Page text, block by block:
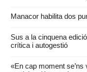
Manacor habilita dos
Sus a la cinquena
crítica i autogestió
«En cap moment